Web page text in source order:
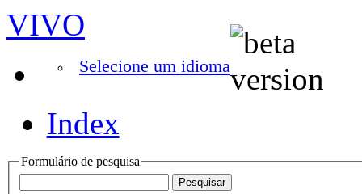
VIVO
Selecione um idioma
Index
Formulário de pesquisa